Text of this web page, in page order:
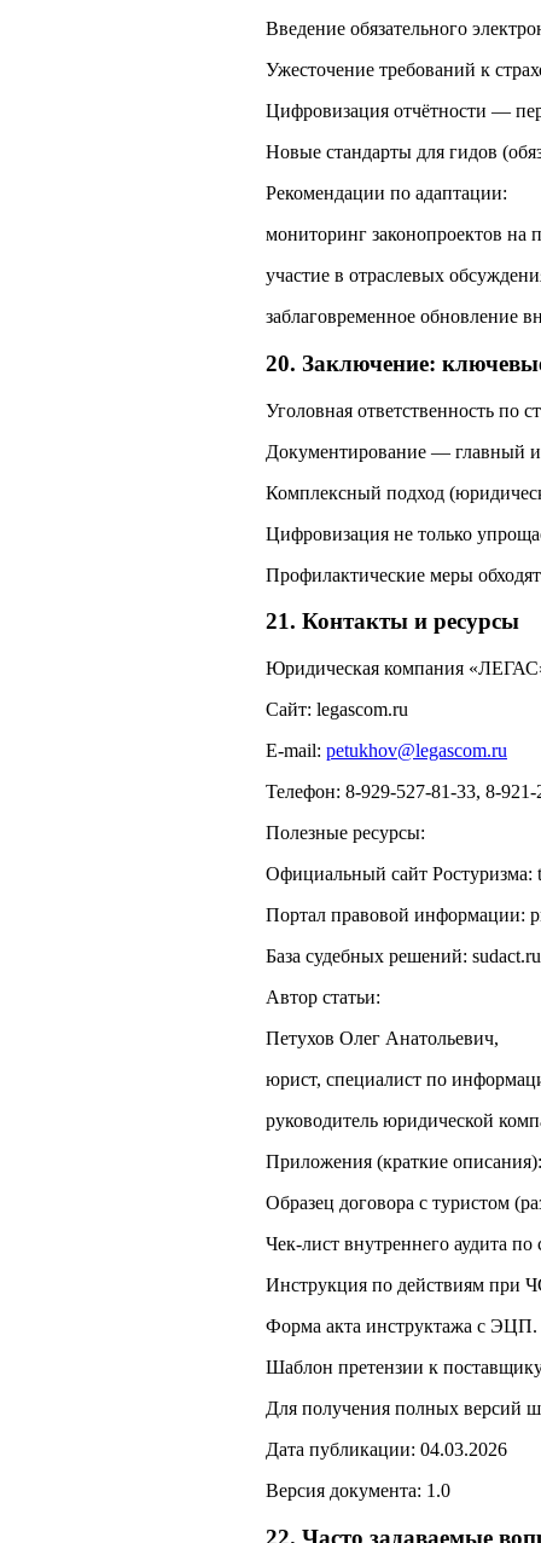
Введение обязательного
Ужесточение требований к
Цифровизация отчётности —
Новые стандарты для гидов
Рекомендации по адаптации:
мониторинг законопроектов на
участие в отраслевых
заблаговременное обновление
20. Заключение:
Уголовная ответственность по
Документирование — главный
Комплексный подход
Цифровизация не только
Профилактические меры
21. Контакты и ресурсы
Юридическая компания
Сайт: legascom.ru
E‑mail: petukhov@legascom.ru
Телефон: 8-929-527-81-33, 8-921-
Полезные ресурсы:
Официальный сайт Ростуризма:
Портал правовой информации:
База судебных решений: sudact.ru
Автор статьи:
Петухов Олег Анатольевич,
юрист, специалист по
руководитель юридической
Приложения (краткие описания):
Образец договора с туристом
Чек‑лист внутреннего аудита
Инструкция по действиям при
Форма акта инструктажа с ЭЦП.
Шаблон претензии к
Для получения полных версий
Дата публикации: 04.03.2026
Версия документа: 1.0
22. Часто задаваемые